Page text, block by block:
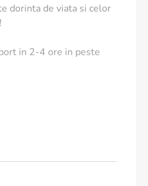
dorinta de viata si celor
in 2-4 ore in peste